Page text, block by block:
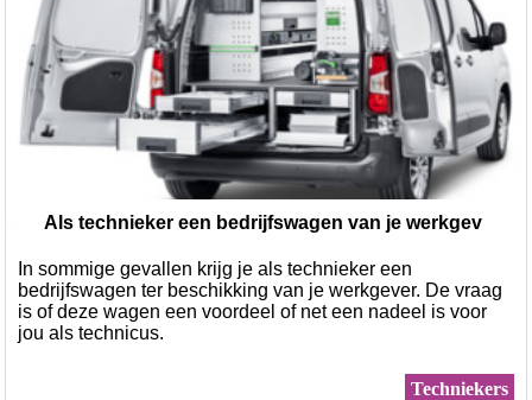
Als technieker een bedrijfswagen van je werkgev
er: voordelen en nadelen
In sommige gevallen krijg je als technieker een
bedrijfswagen ter beschikking van je werkgever. De vraag
is of deze wagen een voordeel of net een nadeel is voor
jou als technicus.
Techniekers